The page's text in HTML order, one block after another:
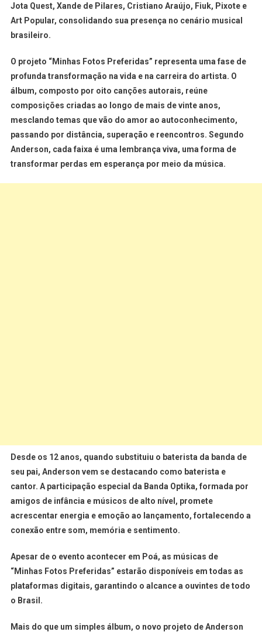
Jota Quest, Xande de Pilares, Cristiano Araújo, Fiuk, Pixote e
Art Popular, consolidando sua presença no cenário musical
brasileiro.
O projeto “Minhas Fotos Preferidas” representa uma fase de
profunda transformação na vida e na carreira do artista. O
álbum, composto por oito canções autorais, reúne
composições criadas ao longo de mais de vinte anos,
mesclando temas que vão do amor ao autoconhecimento,
passando por distância, superação e reencontros. Segundo
Anderson, cada faixa é uma lembrança viva, uma forma de
transformar perdas em esperança por meio da música.
Desde os 12 anos, quando substituiu o baterista da banda de
seu pai, Anderson vem se destacando como baterista e
cantor. A participação especial da Banda Optika, formada por
amigos de infância e músicos de alto nível, promete
acrescentar energia e emoção ao lançamento, fortalecendo a
conexão entre som, memória e sentimento.
Apesar de o evento acontecer em Poá, as músicas de
“Minhas Fotos Preferidas” estarão disponíveis em todas as
plataformas digitais, garantindo o alcance a ouvintes de todo
o Brasil.
Mais do que um simples álbum, o novo projeto de Anderson